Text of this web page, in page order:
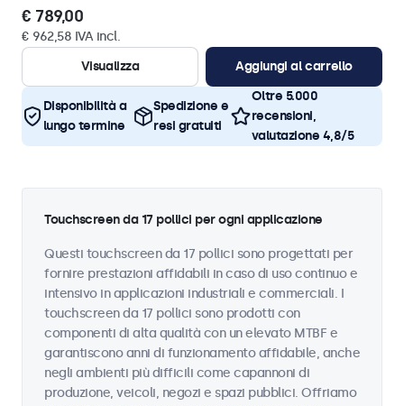
€ 789,00
€ 962,58 IVA incl.
Visualizza
Aggiungi al carrello
Disponibilità a
lungo termine
Spedizione e
resi gratuiti
Oltre 5.000
recensioni,
valutazione 4,8/5
Touchscreen da 17 pollici per ogni applicazione
Questi touchscreen da 17 pollici sono progettati per
fornire prestazioni affidabili in caso di uso continuo e
intensivo in applicazioni industriali e commerciali. I
touchscreen da 17 pollici sono prodotti con
componenti di alta qualità con un elevato MTBF e
garantiscono anni di funzionamento affidabile, anche
negli ambienti più difficili come capannoni di
produzione, veicoli, negozi e spazi pubblici. Offriamo